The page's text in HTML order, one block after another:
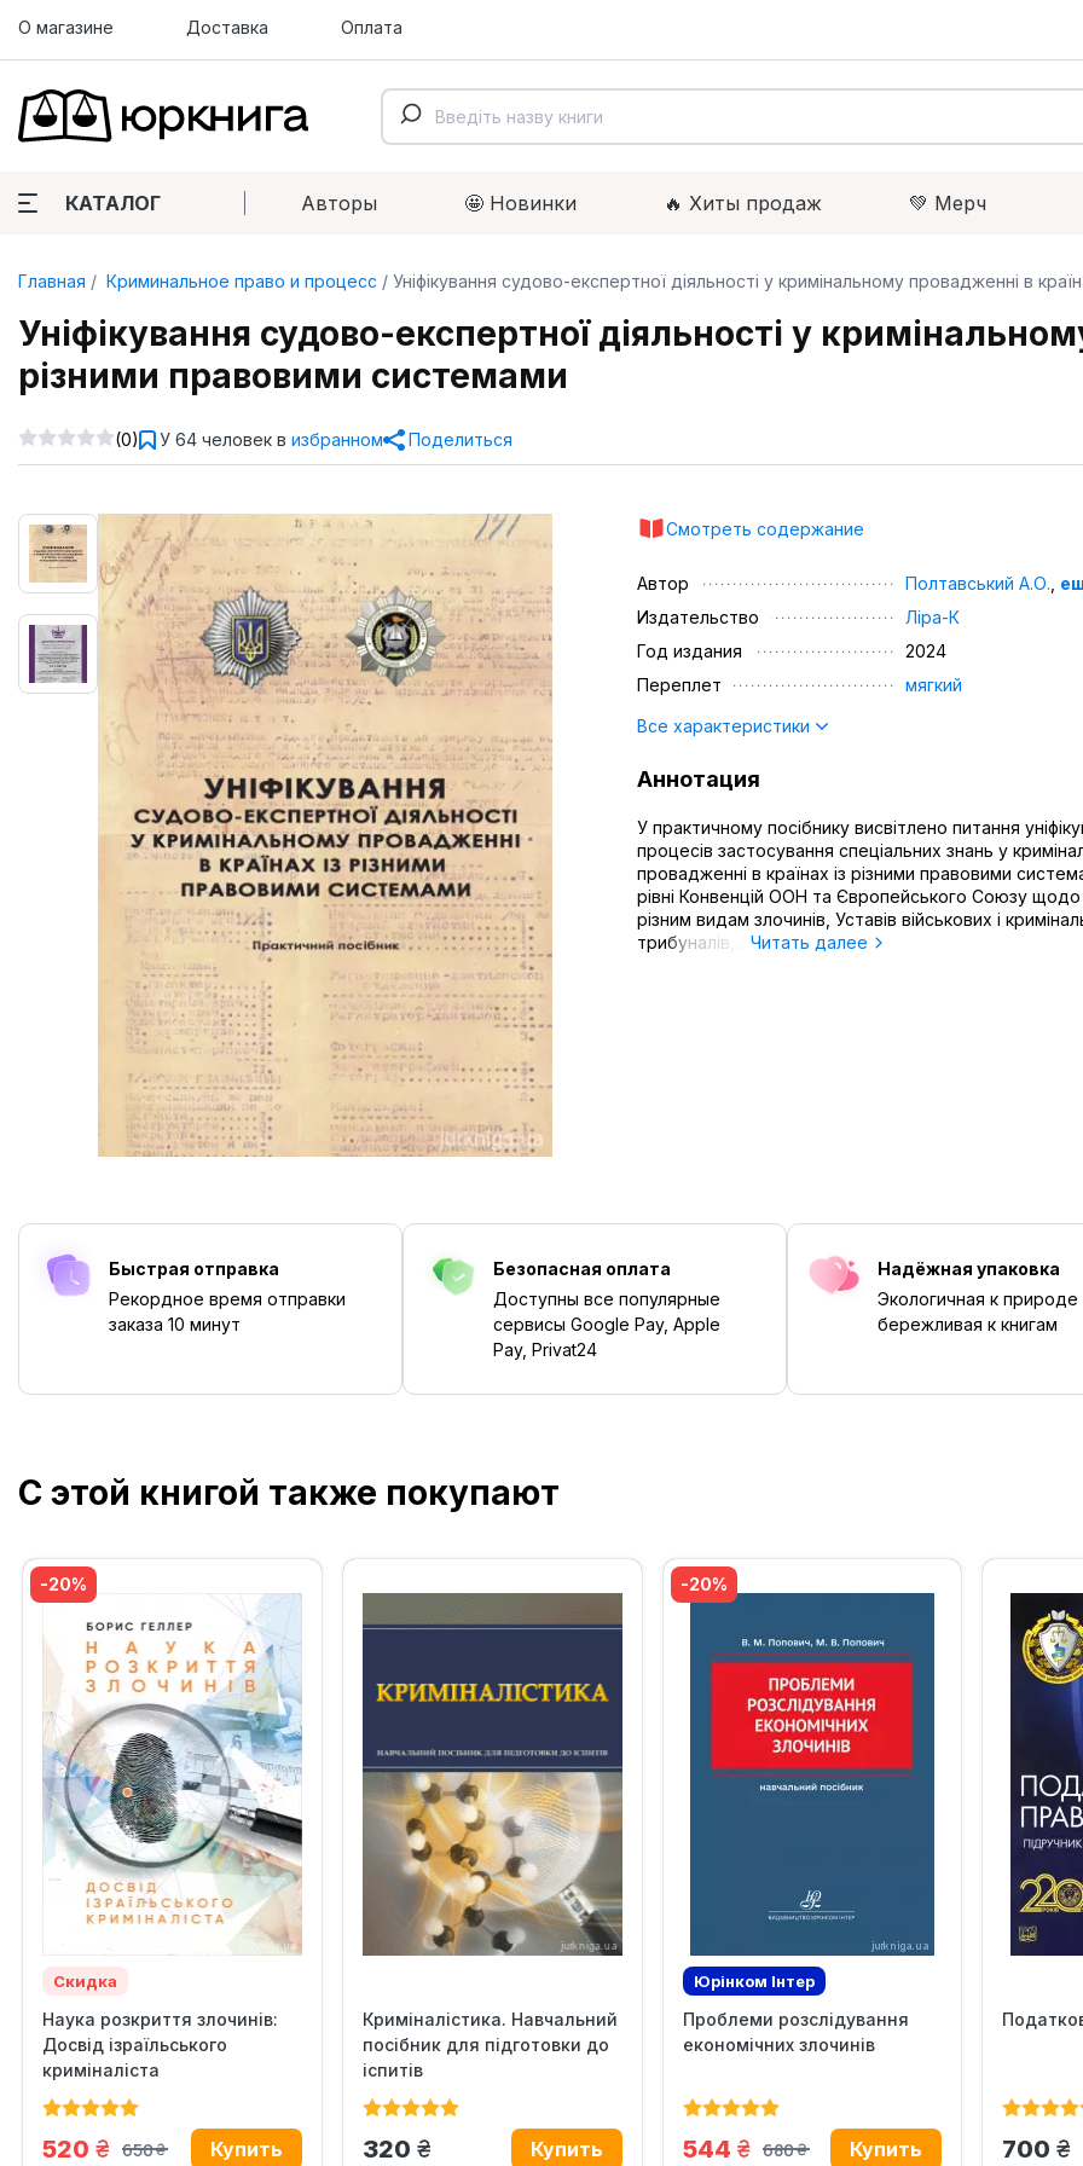
О магазине Доставка Оплата
КАТАЛОГ Авторы 🤩 Новинки 🔥 Xиты продаж 💚 Мерч
Главная Криминальное право и процесс Уніфікування судово-експертної діяльності у кримінальному провадженні в
Уніфікування судово-експертної діяльності у
різними правовими системами
(0) У 64 человек в избранном Поделиться
Смотреть содержание
Автор Полтавський А.О.
Издательство
Ліра-К
Год издания
2024
Переплет
мягкий
Все характеристики
Аннотация
У практичному посібнику висвітлено питання
процесів застосування спеціальних знань у
провадженні в країнах із різними правовими
рівні Конвенцій ООН та Європейського Союзу щодо
різним видам злочинів, Уставів військових і
трибуналів,... Читать далее
Быстрая отправка
Рекордное время отправки
заказа 10 минут
Безопасная оплата
Доступны все популярные
сервисы Google Pay, Apple
Pay, Privat24
Надёжная упаковка
Экологичная к природе
бережливая к книгам
С этой книгой также покупают
Скидка
Наука розкриття злочинів:
Досвід ізраїльського
криміналіста
-20%
650
грн.
520 грн.
Криміналістика. Навчальний
посібник для підготовки до
іспитів
320 грн.
Юрінком Iнтер
Проблеми розслідування
економічних злочинів
-20%
680
грн.
544 грн. 700